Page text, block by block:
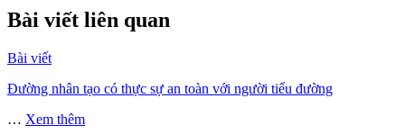
Bài viết liên quan
Bài viết
Đường nhân tạo có thực sự an toàn với người tiểu đường
… Xem thêm